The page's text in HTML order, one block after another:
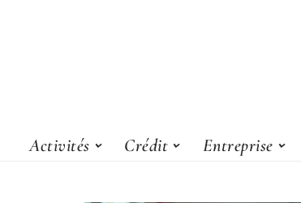
Activités Crédit Entreprise